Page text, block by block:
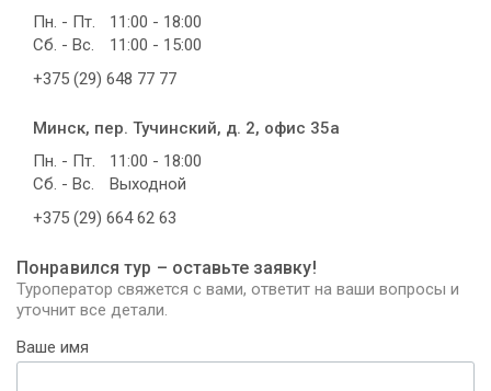
Пн. - Пт.
11:00 - 18:00
Сб. - Вс.
11:00 - 15:00
+375 (29) 648 77 77
Минск, пер. Тучинский, д. 2, офис 35а
Пн. - Пт.
11:00 - 18:00
Сб. - Вс.
Выходной
+375 (29) 664 62 63
Понравился тур – оставьте заявку!
Туроператор свяжется с вами, ответит на ваши вопросы и
уточнит все детали.
Ваше имя